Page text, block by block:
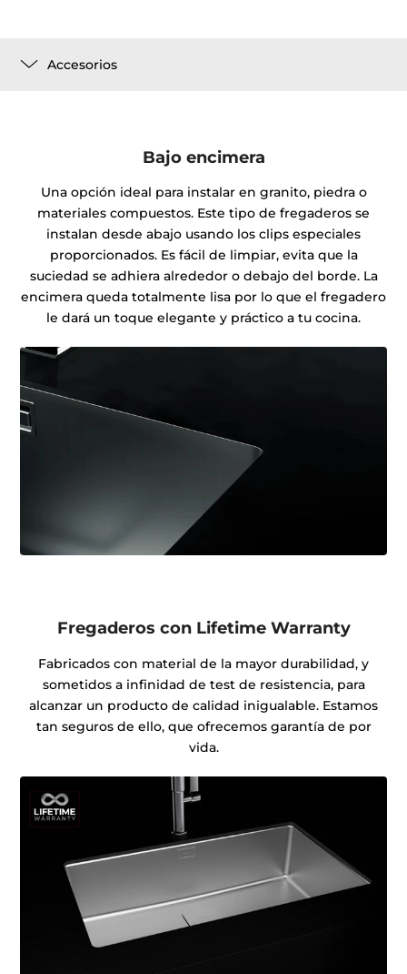
Accesorios
Bajo encimera
Una opción ideal para instalar en granito, piedra o
materiales compuestos. Este tipo de fregaderos se
instalan desde abajo usando los clips especiales
proporcionados. Es fácil de limpiar, evita que la
suciedad se adhiera alrededor o debajo del borde. La
encimera queda totalmente lisa por lo que el fregadero
le dará un toque elegante y práctico a tu cocina.
Fregaderos con Lifetime Warranty
Fabricados con material de la mayor durabilidad, y
sometidos a infinidad de test de resistencia, para
alcanzar un producto de calidad inigualable. Estamos
tan seguros de ello, que ofrecemos garantía de por
vida.